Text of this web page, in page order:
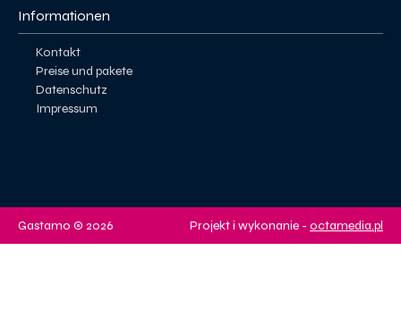
Informationen
Kontakt
Preise und pakete
Datenschutz
Impressum
Gastamo © 2026 Projekt i wykonanie - octamedia.pl